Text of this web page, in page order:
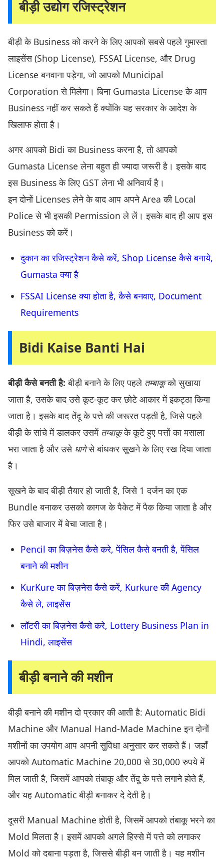
बीड़ी उद्योग रजिस्ट्रेशन
बीड़ी के Business को करने के लिए आपको सबसे पहले गुमास्ता
लाइसेंस (Shop License), FSSAI License, और Drug
License बनवाना पड़ेगा, जो आपको Municipal
Corporation से मिलेगा। बिना Gumasta License के आप
Business नहीं कर सकते हैं क्योंकि यह सरकार के आदेश के
खिलाफ होता है।
अगर आपको Bidi का Business करना है, तो आपको
Gumasta License लेना बहुत ही ज्यादा जरूरी है। इसके बाद
इस Business के लिए GST लेना भी अनिवार्य है।
इन दोनों Licenses लेने के बाद आप अपने Area की Local
Police से भी इसकी Permission ले लें। इसके बाद ही आप इस
Business को करें।
दुकान का रजिस्ट्रेशन कैसे करें, Shop License कैसे बनाये,
Gumasta क्या है
FSSAI License क्या होता है, कैसे बनवाए, Document
Requirements
Bidi Kaise Banti Hai
बीड़ी कैसे बनती है: बीड़ी बनाने के लिए पहले तम्बाकूको सुखाया
जाता है, उसके बाद उसे कूट-कूट कर छोटे आकार में इकट्ठा किया
जाता है। इसके बाद तेंदू के पत्ते की जरूरत पड़ती है, जिसे पहले
बीड़ी के सांचे में डालकर उसमें तम्बाकूके कूटे हुए पत्तों का मसाला
भरा जाता है और उसे धागेसे बांधकर सूखने के लिए रख दिया जाता
है।
सूखने के बाद बीड़ी तैयार हो जाती है, जिसे 1 दर्जन का एक
Bundle बनाकर उसको कागज के पैकेट में पैक किया जाता है और
फिर उसे बाजार में बेचा जाता है।
Pencil का बिज़नेस कैसे करे, पेंसिल कैसे बनती है, पेंसिल
बनाने की मशीन
KurKure का बिज़नेस कैसे करें, Kurkure की Agency
कैसे ले, लाइसेंस
लॉटरी का बिज़नेस कैसे करे, Lottery Business Plan in
Hindi, लाइसेंस
बीड़ी बनाने की मशीन
बीड़ी बनाने की मशीन दो प्रकार की आती है: Automatic Bidi
Machine और Manual Hand-Made Machine इन दोनों
मशीनों का उपयोग आप अपनी सुविधा अनुसार कर सकते हैं। जहाँ
आपको Automatic Machine 20,000 से 30,000 रुपये में
मिल जाती है, जिसमें आपको तंबाकू और तेंदू के पत्ते लगाने होते हैं,
और यह Automatic बीड़ी बनाकर दे देती है।
दूसरी Manual Machine होती है, जिसमें आपको तंबाकू भरने का
Mold मिलता है। इसमें आपको अगले हिस्से में पत्ते को लगाकर
Mold को दबाना पड़ता है, जिससे बीड़ी बन जाती है। यह मशीन